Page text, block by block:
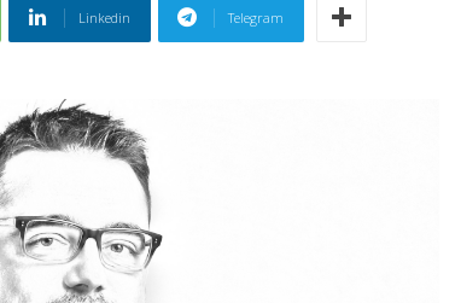
Linkedin Telegram